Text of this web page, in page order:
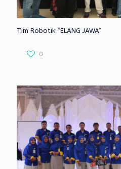
Tim Robotik “ELANG JAWA”
0